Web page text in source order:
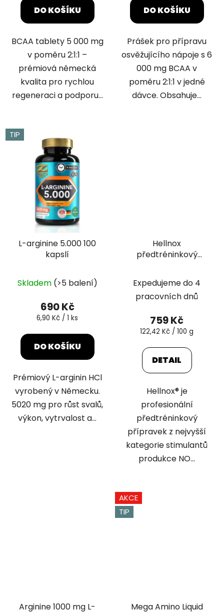
z
DO KOŠÍKU
BCAA tablety 5 000 mg
v poměru 2:1:1 –
prémiová německá
kvalita pro rychlou
regeneraci a podporu...
z
DO KOŠÍKU
Prášek pro přípravu
osvěžujícího nápoje s 6
000 mg BCAA v
poměru 2:1:1 v jedné
dávce. Obsahuje...
TIP
L-arginine 5.000 100
kapslí
Skladem (>5 balení)
690 Kč
Měrná
6,90 Kč / 1 ks
DO KOŠÍKU
Prémiový L-arginin HCl
vyrobený v Německu.
5020 mg pro růst svalů,
výkon, vytrvalost a...
Hellnox
předtréninkový
Expedujeme do 4
pracovních dnů
759 Kč
Měrná
122,42 Kč / 100 g
DETAIL
Hellnox® je
profesionální
předtréninkový
přípravek z nejvyšší
kategorie stimulantů
produkce NO...
Arginine 1000 mg L-
AKCE
TIP
Mega Amino Liquid